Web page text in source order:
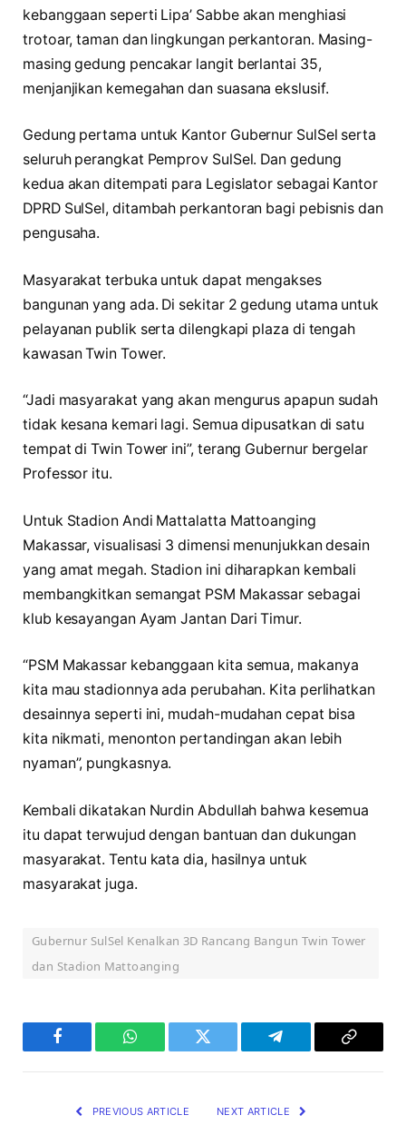
kebanggaan seperti Lipa’ Sabbe akan menghiasi
trotoar, taman dan lingkungan perkantoran. Masing-
masing gedung pencakar langit berlantai 35,
menjanjikan kemegahan dan suasana ekslusif.
Gedung pertama untuk Kantor Gubernur SulSel serta
seluruh perangkat Pemprov SulSel. Dan gedung
kedua akan ditempati para Legislator sebagai Kantor
DPRD SulSel, ditambah perkantoran bagi pebisnis dan
pengusaha.
Masyarakat terbuka untuk dapat mengakses
bangunan yang ada. Di sekitar 2 gedung utama untuk
pelayanan publik serta dilengkapi plaza di tengah
kawasan Twin Tower.
“Jadi masyarakat yang akan mengurus apapun sudah
tidak kesana kemari lagi. Semua dipusatkan di satu
tempat di Twin Tower ini”, terang Gubernur bergelar
Professor itu.
Untuk Stadion Andi Mattalatta Mattoanging
Makassar, visualisasi 3 dimensi menunjukkan desain
yang amat megah. Stadion ini diharapkan kembali
membangkitkan semangat PSM Makassar sebagai
klub kesayangan Ayam Jantan Dari Timur.
“PSM Makassar kebanggaan kita semua, makanya
kita mau stadionnya ada perubahan. Kita perlihatkan
desainnya seperti ini, mudah-mudahan cepat bisa
kita nikmati, menonton pertandingan akan lebih
nyaman”, pungkasnya.
Kembali dikatakan Nurdin Abdullah bahwa kesemua
itu dapat terwujud dengan bantuan dan dukungan
masyarakat. Tentu kata dia, hasilnya untuk
masyarakat juga.
Gubernur SulSel Kenalkan 3D Rancang Bangun Twin Tower
dan Stadion Mattoanging
Facebook WhatsAppTwitter Telegram
Copy
PREVIOUS ARTICLE NEXT ARTICLE